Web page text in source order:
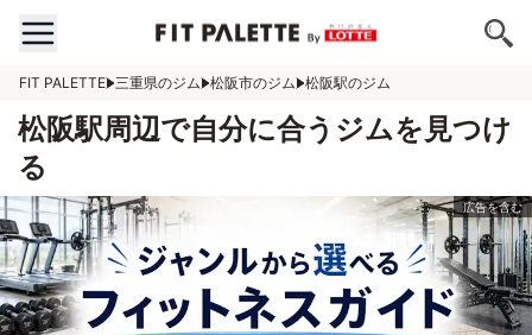
FIT PALETTE 三重県のジム 松阪市のジム 松阪駅のジム
松阪駅周辺で自分に合うジムを見つけ
る